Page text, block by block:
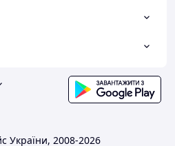
України, 2008-2026